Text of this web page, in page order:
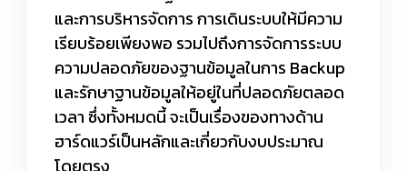
และการบริหารจัดการ การเดินระบบให้มีความ
เรียบร้อยเพียงพอ รวมไปถึงการจัดการระบบ
ความปลอดภัยของฐานข้อมูลในการ Backup
และรักษาฐานข้อมูลให้อยู่ในที่ปลอดภัยตลอด
เวลา ซึ่งทั้งหมดนี้ จะเป็นเรื่องของทางด้าน
ฮาร์ดแวร์เป็นหลักและเกี่ยวกับงบประมาณ
โดยตรง